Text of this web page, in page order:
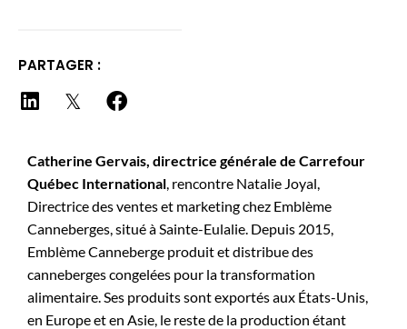
PARTAGER :
Catherine Gervais, directrice générale de Carrefour
Québec International , rencontre Natalie Joyal,
Directrice des ventes et marketing chez Emblème
Canneberges, situé à Sainte-Eulalie. Depuis 2015,
Emblème Canneberge produit et distribue des
canneberges congelées pour la transformation
alimentaire. Ses produits sont exportés aux États-Unis,
en Europe et en Asie, le reste de la production étant